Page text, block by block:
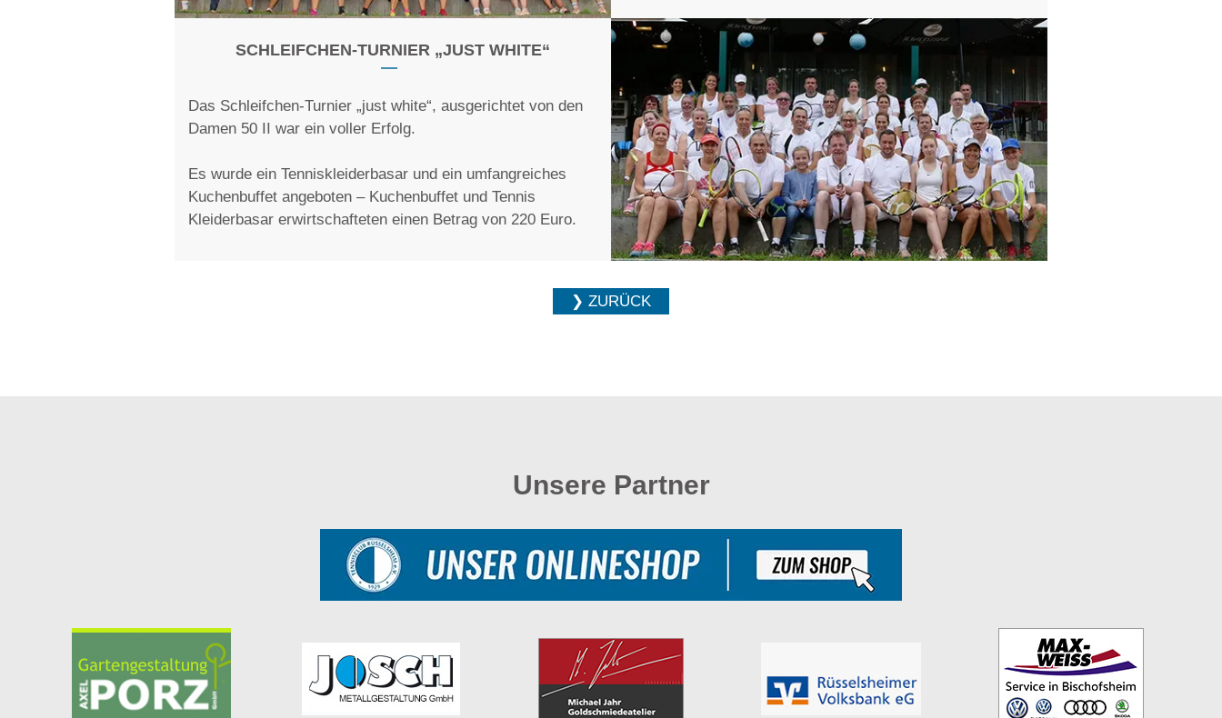
SCHLEIFCHEN-TURNIER „JUST WHITE“
Das Schleifchen-Turnier „just white“, ausgerichtet von den
Damen 50 II war ein voller Erfolg.
Es wurde ein Tenniskleiderbasar und ein umfangreiches
Kuchenbuffet angeboten – Kuchenbuffet und Tennis
Kleiderbasar erwirtschafteten einen Betrag von 220 Euro.
❯ ZURÜCK
Unsere Partner